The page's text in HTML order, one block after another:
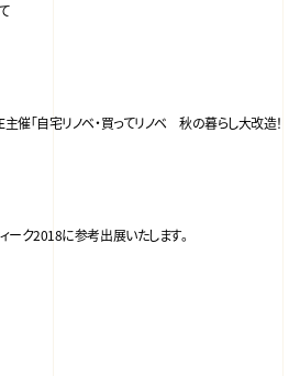
催「自宅リノベ・買ってリノベ 秋の暮らし大改造！
ーク2018に参考出展いたします。